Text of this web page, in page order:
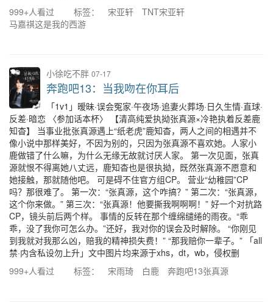
999+人看过
标签： 宋亚轩
TNT宋亚轩
马嘉祺这是我的西游
小徐吃不胖 07-17
奔跑吧13：当我吻在你耳后
「1v1」暧昧·误会冤家·午夜场·追妻火葬场·日久生情·直球·
反差·暗恋 〈参加话本杯〉 【清高纯爱执拗张真源×冷艳执着反差鹿
知杳】 当事业批张真源遇上“纸老虎”鹿知杳，两人之间的相遇并不
像小说中那样美好，不因为别的，只因为张真源不喜欢她。 ​人家小
鹿做错了什么嘛，为什么无缘无故就讨厌人家。 第一次见面，张真
源就恨不得离她八丈远，鹿知杳也是很执拗，既然张真源不愿意和
她接触，那就随他吧。 可是碍不住官方组CP。 营业“幼稚园”CP
吗？那很难了。 第一次： ​“张真源，这个咋搞？” 第二次： ​“张真源，
这个你来做。” 第三次： ​“张真源！他要撕我啊啊啊！” 好一个对抗路
CP，镜头前后两个样。 事情的反转在那个缠绵缱绻的雨夜。 ​“乖
乖，没了我你可怎么办。” ​还好，我对你的误会及时解除。 “你刚见
到我就对我那么凶，赔我的精神损失费！” “那我赔你一辈子。” 「all
禁·内含私设勿上升」 ​文中图片均来源于xhs，dt，wb，侵权删
999+人看过
标签： 宋雨琦 白鹿 奔跑吧13张真源